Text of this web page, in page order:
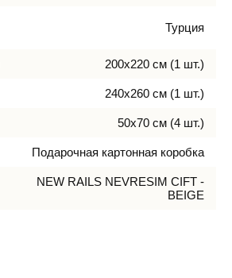
Турция
200х220 см (1 шт.)
240х260 см (1 шт.)
50х70 см (4 шт.)
Подарочная картонная коробка
NEW RAILS NEVRESIM CIFT -
BEIGE